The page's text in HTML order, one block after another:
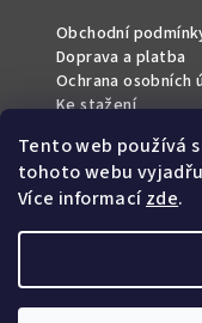
Tento web používá
tohoto webu
Více informacízde.
Obchodní
Doprava a platba
Ochrana osobních
Ke stažení
SLEDUJTE NÁS